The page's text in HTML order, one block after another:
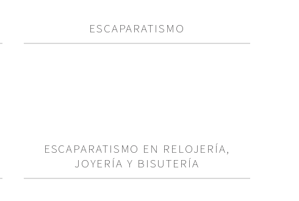
ESCAPARATISMO
ESCAPARATISMO EN RELOJERÍA,
JOYERÍA Y BISUTERÍA